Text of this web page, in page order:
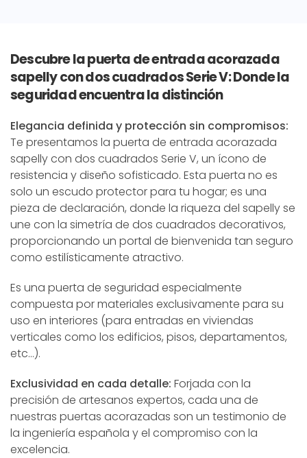
Descubre la puerta de entrada acorazada
sapelly con dos cuadrados Serie V: Donde la
seguridad encuentra la distinción
Elegancia definida y protección sin compromisos:
Te presentamos la puerta de entrada acorazada
sapelly con dos cuadrados Serie V, un ícono de
resistencia y diseño sofisticado. Esta puerta no es
solo un escudo protector para tu hogar; es una
pieza de declaración, donde la riqueza del sapelly se
une con la simetría de dos cuadrados decorativos,
proporcionando un portal de bienvenida tan seguro
como estilísticamente atractivo.
Es una puerta de seguridad especialmente
compuesta por materiales exclusivamente para su
uso en interiores (para entradas en viviendas
verticales como los edificios, pisos, departamentos,
etc…).
Exclusividad en cada detalle: Forjada con la
precisión de artesanos expertos, cada una de
nuestras puertas acorazadas son un testimonio de
la ingeniería española y el compromiso con la
excelencia.